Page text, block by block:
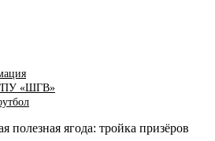
«ШГВ»
полезная ягода: тройка призёров